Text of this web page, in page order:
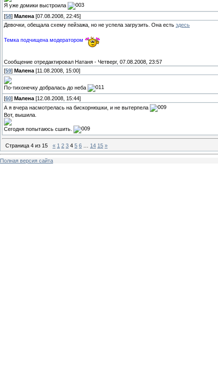
Я уже домики выстроила
[58] Малена [07.08.2008, 22:45]
Девочки, обещала схему пейзажа, но не успела загрузить. Она есть здесь
Темка подчищена модератором
Сообщение отредактировал Натаня - Четверг, 07.08.2008, 23:57
[59] Малена [11.08.2008, 15:00]
По-тихонечку добралась до неба
[60] Малена [12.08.2008, 15:44]
А я вчера насмотрелась на бискорнюшки, и не вытерпела
Вот, вышила.
Сегодня попытаюсь сшить.
Страница 4 из 15 « 1 2 3 4 5 6 14 15 »
Полная версия сайта